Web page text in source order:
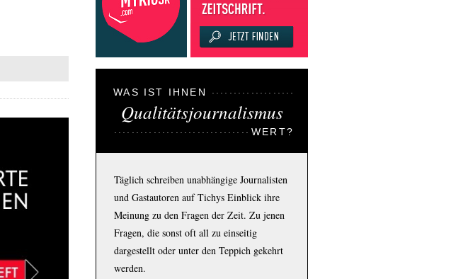
WAS IST IHNEN
Qualitätsjournalismus
WERT?
Täglich schreiben unabhängige Journalisten
und Gastautoren auf Tichys Einblick ihre
Meinung zu den Fragen der Zeit. Zu jenen
Fragen, die sonst oft all zu einseitig
dargestellt oder unter den Teppich gekehrt
werden.